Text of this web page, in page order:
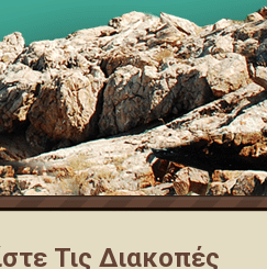
Τις Διακοπές